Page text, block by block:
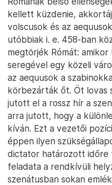
kellett küzdenie,
volscusok és az
utóbbiak i. e. 458-ban
megtörjék Rómát: amikor
seregével egy közeli
az aequusok a
körbezárták őt. Öt lovas
jutott el a rossz hír a
arra jutott, hogy a
kíván. Ezt a vezetői
éppen ilyen
dictator határozott időre
feladata a rendkívüli
szenátusban sokan